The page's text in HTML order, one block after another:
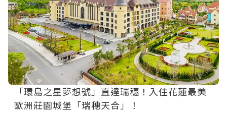
「環島之星夢想號」直達瑞穗！入住花蓮最美
歐洲莊園城堡「瑞穗天合」！